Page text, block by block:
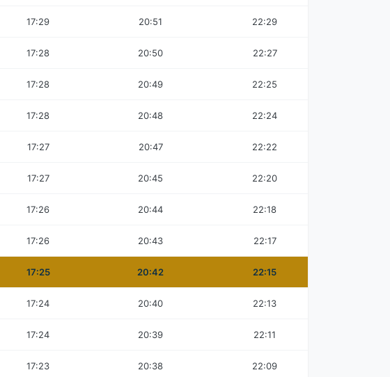
17:29 20:51 22:29
17:28 20:50 22:27
17:28 20:49 22:25
17:28 20:48 22:24
17:27 20:47 22:22
17:27 20:45 22:20
17:26 20:44 22:18
17:26 20:43 22:17
17:25 20:42 22:15
17:24 20:40 22:13
17:24 20:39 22:11
17:23 20:38 22:09